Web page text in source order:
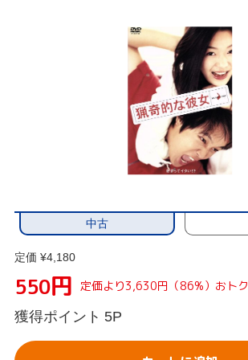
中古
定価 ¥4,180
550円 定価より3,630円（86%）おトク
獲得ポイント 5P